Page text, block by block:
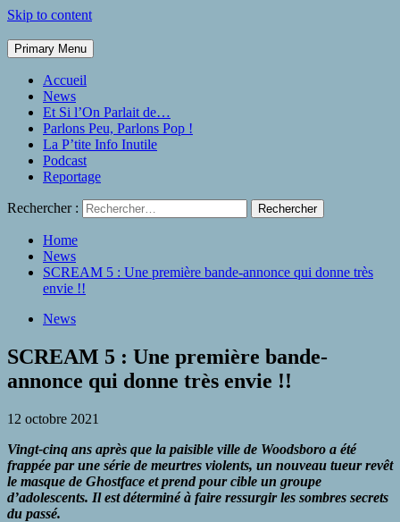
Skip to content
Primary Menu
Accueil
News
Et Si l’On Parlait de…
Parlons Peu, Parlons Pop !
La P’tite Info Inutile
Podcast
Reportage
Rechercher :
Home
News
SCREAM 5 : Une première bande-annonce qui donne très
envie !!
News
SCREAM 5 : Une première bande-
annonce qui donne très envie !!
12 octobre 2021
Vingt-cinq ans après que la paisible ville de Woodsboro a été
frappée par une série de meurtres violents, un nouveau tueur revêt
le masque de Ghostface et prend pour cible un groupe
d’adolescents. Il est déterminé à faire ressurgir les sombres secrets
du passé.